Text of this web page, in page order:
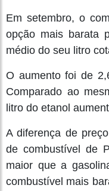
Em setembro, o
opção mais barata
médio do seu litro
O aumento foi de
Comparado ao
litro do etanol
A diferença de
de combustível de
maior que a
combustível mais